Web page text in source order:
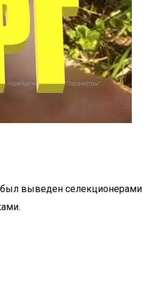
был выведен селекционерами